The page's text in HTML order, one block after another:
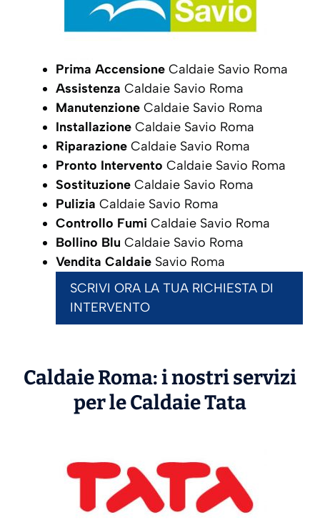
Prima Accensione Caldaie Savio Roma
Assistenza Caldaie Savio Roma
Manutenzione Caldaie Savio Roma
Installazione Caldaie Savio Roma
Riparazione Caldaie Savio Roma
Pronto Intervento Caldaie Savio Roma
Sostituzione Caldaie Savio Roma
Pulizia Caldaie Savio Roma
Controllo Fumi Caldaie Savio Roma
Bollino Blu Caldaie Savio Roma
Vendita Caldaie Savio Roma
SCRIVI ORA LA TUA RICHIESTA DI
INTERVENTO
Caldaie Roma: i nostri servizi
per le CaldaieTata